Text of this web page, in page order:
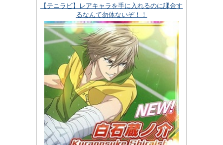
【テニラビ】レアキャラを手に入れるのに課金す
るなんて勿体ないぞ！！